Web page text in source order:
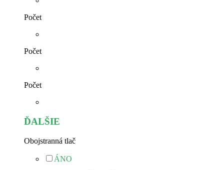
Počet
Počet
Počet
ĎALŠIE
Obojstranná tlač
ÁNO